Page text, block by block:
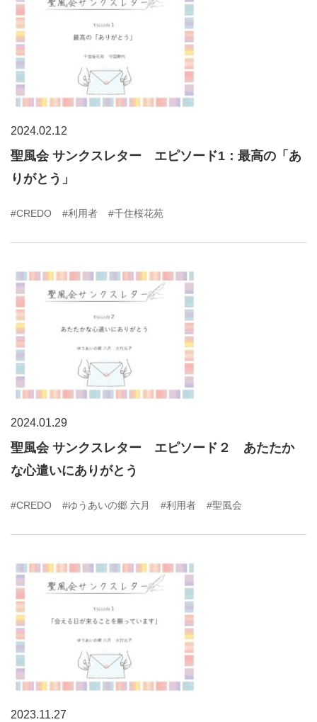
2024.02.12
聖風会 サンクスレター エピソード1：最高の「あ
りがとう」
#CREDO #利用者 #千住桜花苑
2024.01.29
聖風会 サンクスレター エピソード２ あたたか
な心遣いにありがとう
#CREDO #ゆうあいの郷 六月 #利用者 #聖風会
2023.11.27